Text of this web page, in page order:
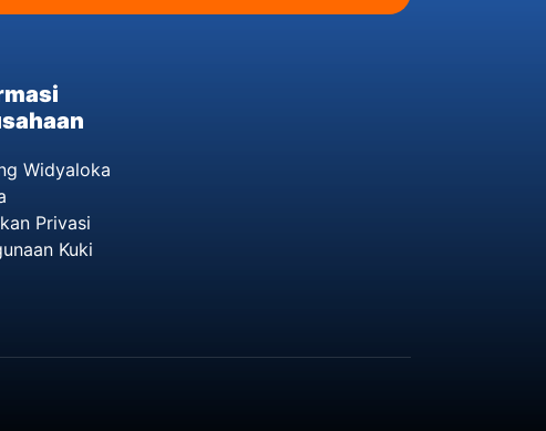
Widyaloka
Privasi
Kuki